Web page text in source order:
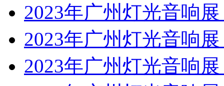
2023年广州灯光音响展
2023年广州灯光音响展
2023年广州灯光音响展